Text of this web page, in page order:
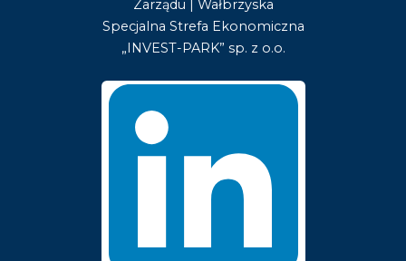
Zarządu | Wałbrzyska
Specjalna Strefa Ekonomiczna
„INVEST-PARK” sp. z o.o.